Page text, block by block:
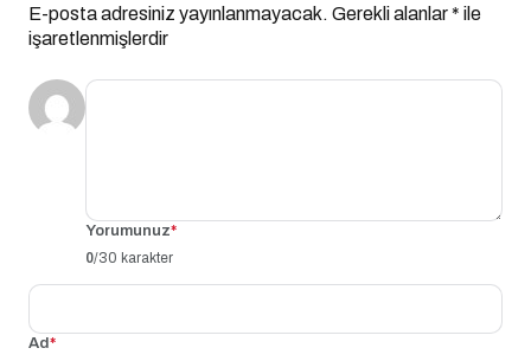
E-posta adresiniz yayınlanmayacak. Gerekli alanlar* ile
işaretlenmişlerdir
Yorumunuz*
0/30 karakter
Ad*